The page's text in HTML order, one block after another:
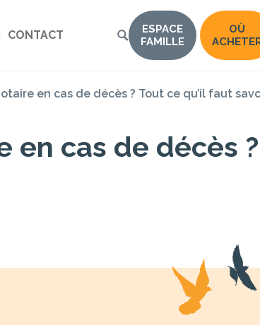
CONTACT
ESPACE
FAMILLE
OÙ
en cas de décès ? Tout ce qu’il faut
en cas de décès